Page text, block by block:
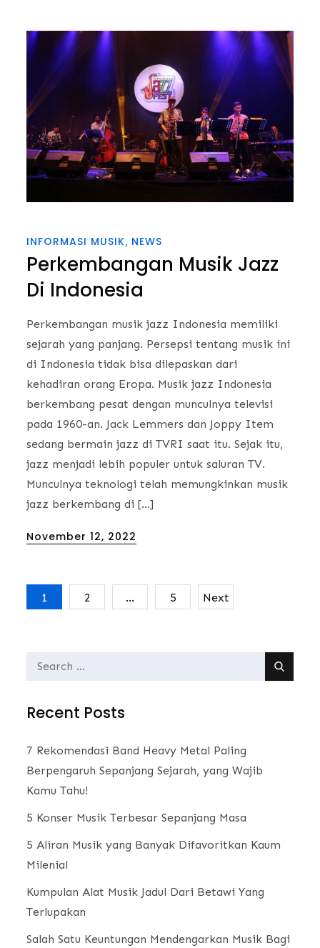
INFORMASI MUSIK NEWS
Perkembangan Musik Jazz
Di Indonesia
Perkembangan musik jazz Indonesia memiliki
sejarah yang panjang. Persepsi tentang musik ini
di Indonesia tidak bisa dilepaskan dari
kehadiran orang Eropa. Musik jazz Indonesia
berkembang pesat dengan munculnya televisi
pada 1960-an. Jack Lemmers dan Joppy Item
sedang bermain jazz di TVRI saat itu. Sejak itu,
jazz menjadi lebih populer untuk saluran TV.
Munculnya teknologi telah memungkinkan musik
jazz berkembang di […]
Posted
November 12, 2022
Posts
navigation
1 2 … 5 Next
Search
Recent Posts
7 Rekomendasi Band Heavy Metal Paling
Berpengaruh Sepanjang Sejarah, yang Wajib
Kamu Tahu!
5 Konser Musik Terbesar Sepanjang Masa
5 Aliran Musik yang Banyak Difavoritkan Kaum
Milenial
Kumpulan Alat Musik Jadul Dari Betawi Yang
Terlupakan
Salah Satu Keuntungan Mendengarkan Musik Bagi